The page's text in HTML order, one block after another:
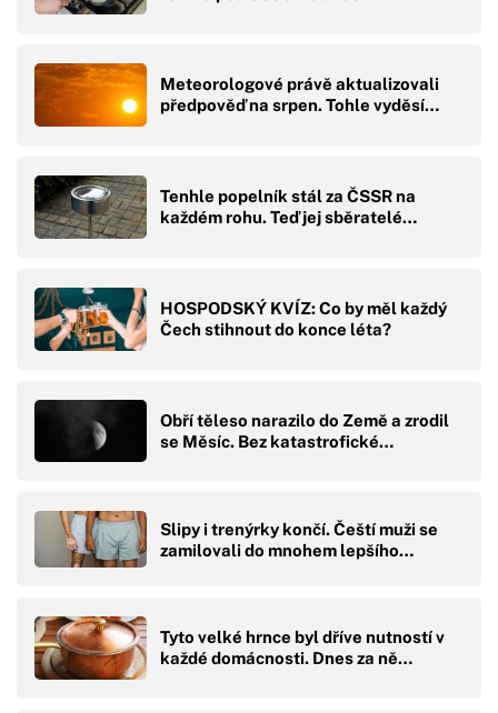
Meteorologové právě aktualizovali
předpověď na srpen. Tohle vyděsí…
Tenhle popelník stál za ČSSR na
každém rohu. Teď jej sběratelé…
HOSPODSKÝ KVÍZ: Co by měl každý
Čech stihnout do konce léta?
Obří těleso narazilo do Země a zrodil
se Měsíc. Bez katastrofické…
Slipy i trenýrky končí. Čeští muži se
zamilovali do mnohem lepšího…
Tyto velké hrnce byl dříve nutností v
každé domácnosti. Dnes za ně…